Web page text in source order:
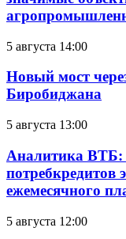
5 августа 14:00
Новый мост
Биробиджана
5 августа 13:00
Аналитика ВТБ:
потребкредитов
ежемесячного
5 августа 12:00